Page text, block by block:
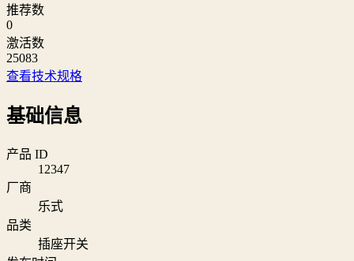
推荐数
0
激活数
25083
查看技术规格
基础信息
产品 ID
12347
厂商
乐式
品类
插座开关